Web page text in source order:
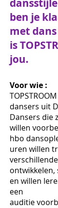
ben je
met
is
jou.
Voor wie :
dansers uit
Dansers die
willen
hbo
uren willen
en willen
een
auditie